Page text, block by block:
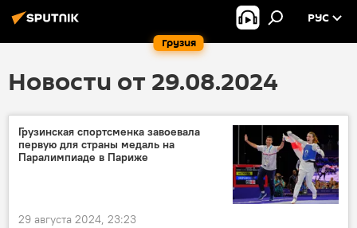
Грузия
РУС
Новости от 29.08.2024
Грузинская спортсменка завоевала
первую для страны медаль на
Паралимпиаде в Париже
29 августа 2024, 23:23